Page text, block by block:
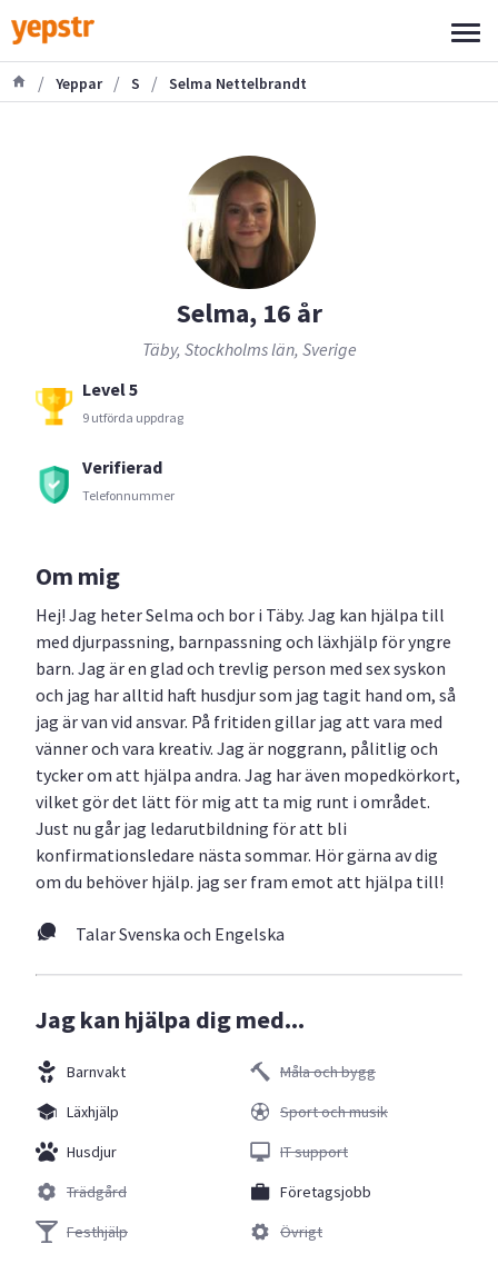
/ Yeppar / S / Selma Nettelbrandt
Selma, 16 år
Täby, Stockholms län, Sverige
Level 5
9 utförda uppdrag
Verifierad
Telefonnummer
Om mig
Hej! Jag heter Selma och bor i Täby. Jag kan hjälpa till
med djurpassning, barnpassning och läxhjälp för yngre
barn. Jag är en glad och trevlig person med sex syskon
och jag har alltid haft husdjur som jag tagit hand om, så
jag är van vid ansvar. På fritiden gillar jag att vara med
vänner och vara kreativ. Jag är noggrann, pålitlig och
tycker om att hjälpa andra. Jag har även mopedkörkort,
vilket gör det lätt för mig att ta mig runt i området.
Just nu går jag ledarutbildning för att bli
konfirmationsledare nästa sommar. Hör gärna av dig
om du behöver hjälp. jag ser fram emot att hjälpa till!
Talar Svenska och Engelska
Jag kan hjälpa dig med...
Barnvakt
Läxhjälp
Husdjur
Trädgård
Festhjälp
Måla och bygg
Sport och musik
IT support
Företagsjobb
Övrigt